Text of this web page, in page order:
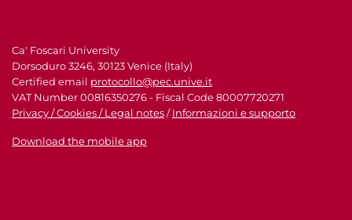
Ca' Foscari University
Dorsoduro 3246, 30123 Venice (Italy)
Certified email protocollo@pec.unive.it
VAT Number 00816350276 - Fiscal Code 80007720271
Privacy / Cookies / Legal notes/Informazioni e supporto
Download the mobile app